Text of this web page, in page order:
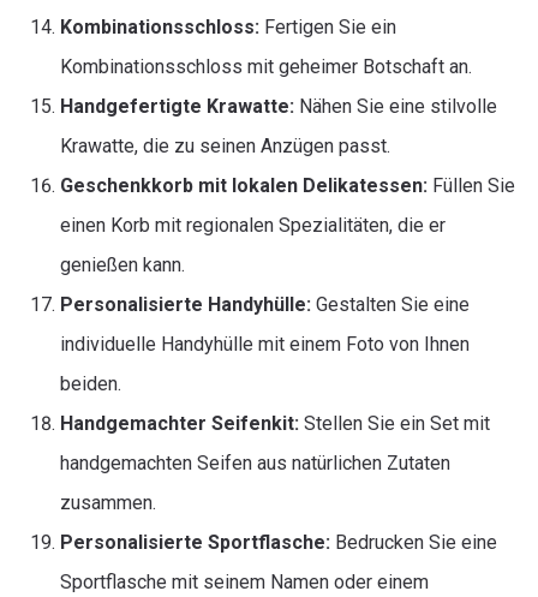
Kombinationsschloss: Fertigen Sie ein
Kombinationsschloss mit geheimer Botschaft an.
Handgefertigte Krawatte: Nähen Sie eine stilvolle
Krawatte, die zu seinen Anzügen passt.
Geschenkkorb mit lokalen Delikatessen: Füllen Sie
einen Korb mit regionalen Spezialitäten, die er
genießen kann.
Personalisierte Handyhülle: Gestalten Sie eine
individuelle Handyhülle mit einem Foto von Ihnen
beiden.
Handgemachter Seifenkit: Stellen Sie ein Set mit
handgemachten Seifen aus natürlichen Zutaten
zusammen.
Personalisierte Sportflasche: Bedrucken Sie eine
Sportflasche mit seinem Namen oder einem